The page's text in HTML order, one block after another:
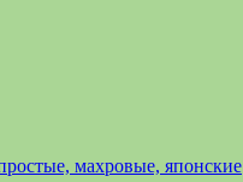
махровые, японские